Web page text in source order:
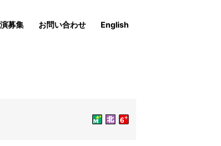
募集 お問い合わせ English